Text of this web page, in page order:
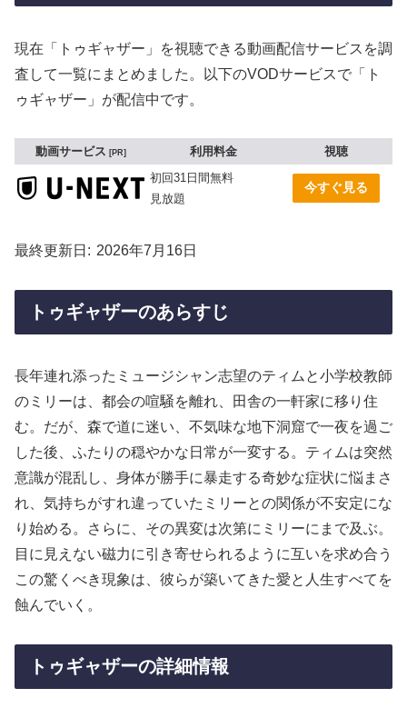
現在「トゥギャザー」を視聴できる動画配信サービスを調
査して一覧にまとめました。以下のVODサービスで「ト
ゥギャザー」が配信中です。
動画サービス PR 利用料金
視聴
初回31日間無料
見放題
今すぐ見る
最終更新日 2026年7月16日
トゥギャザーのあらすじ
長年連れ添ったミュージシャン志望のティムと小学校教師
のミリーは、都会の喧騒を離れ、田舎の一軒家に移り住
む。だが、森で道に迷い、不気味な地下洞窟で一夜を過ご
した後、ふたりの穏やかな日常が一変する。ティムは突然
意識が混乱し、身体が勝手に暴走する奇妙な症状に悩まさ
れ、気持ちがすれ違っていたミリーとの関係が不安定にな
り始める。さらに、その異変は次第にミリーにまで及ぶ。
目に見えない磁力に引き寄せられるように互いを求め合う
この驚くべき現象は、彼らが築いてきた愛と人生すべてを
蝕んでいく。
トゥギャザーの詳細情報